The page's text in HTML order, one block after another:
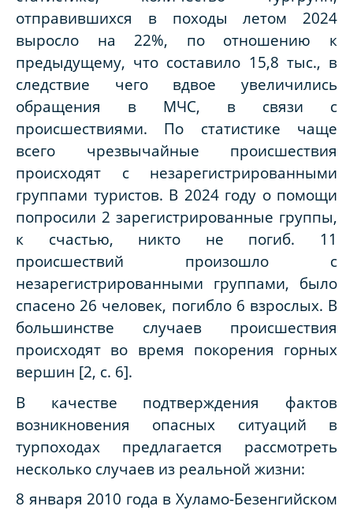
отправившихся в походы летом 2024
выросло на 22%, по отношению к
предыдущему, что составило 15,8 тыс., в
следствие чего вдвое увеличились
обращения в МЧС, в связи с
происшествиями. По статистике чаще
всего чрезвычайные происшествия
происходят с незарегистрированными
группами туристов. В 2024 году о помощи
попросили 2 зарегистрированные группы,
к счастью, никто не погиб. 11
происшествий произошло с
незарегистрированными группами, было
спасено 26 человек, погибло 6 взрослых. В
большинстве случаев происшествия
происходят во время покорения горных
вершин [2, с. 6].
В качестве подтверждения фактов
возникновения опасных ситуаций в
турпоходах предлагается рассмотреть
несколько случаев из реальной жизни:
8 января 2010 года в Хуламо-Безенгийском